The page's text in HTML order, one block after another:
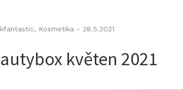
, Kosmetika - 28.5.2021
květen 2021